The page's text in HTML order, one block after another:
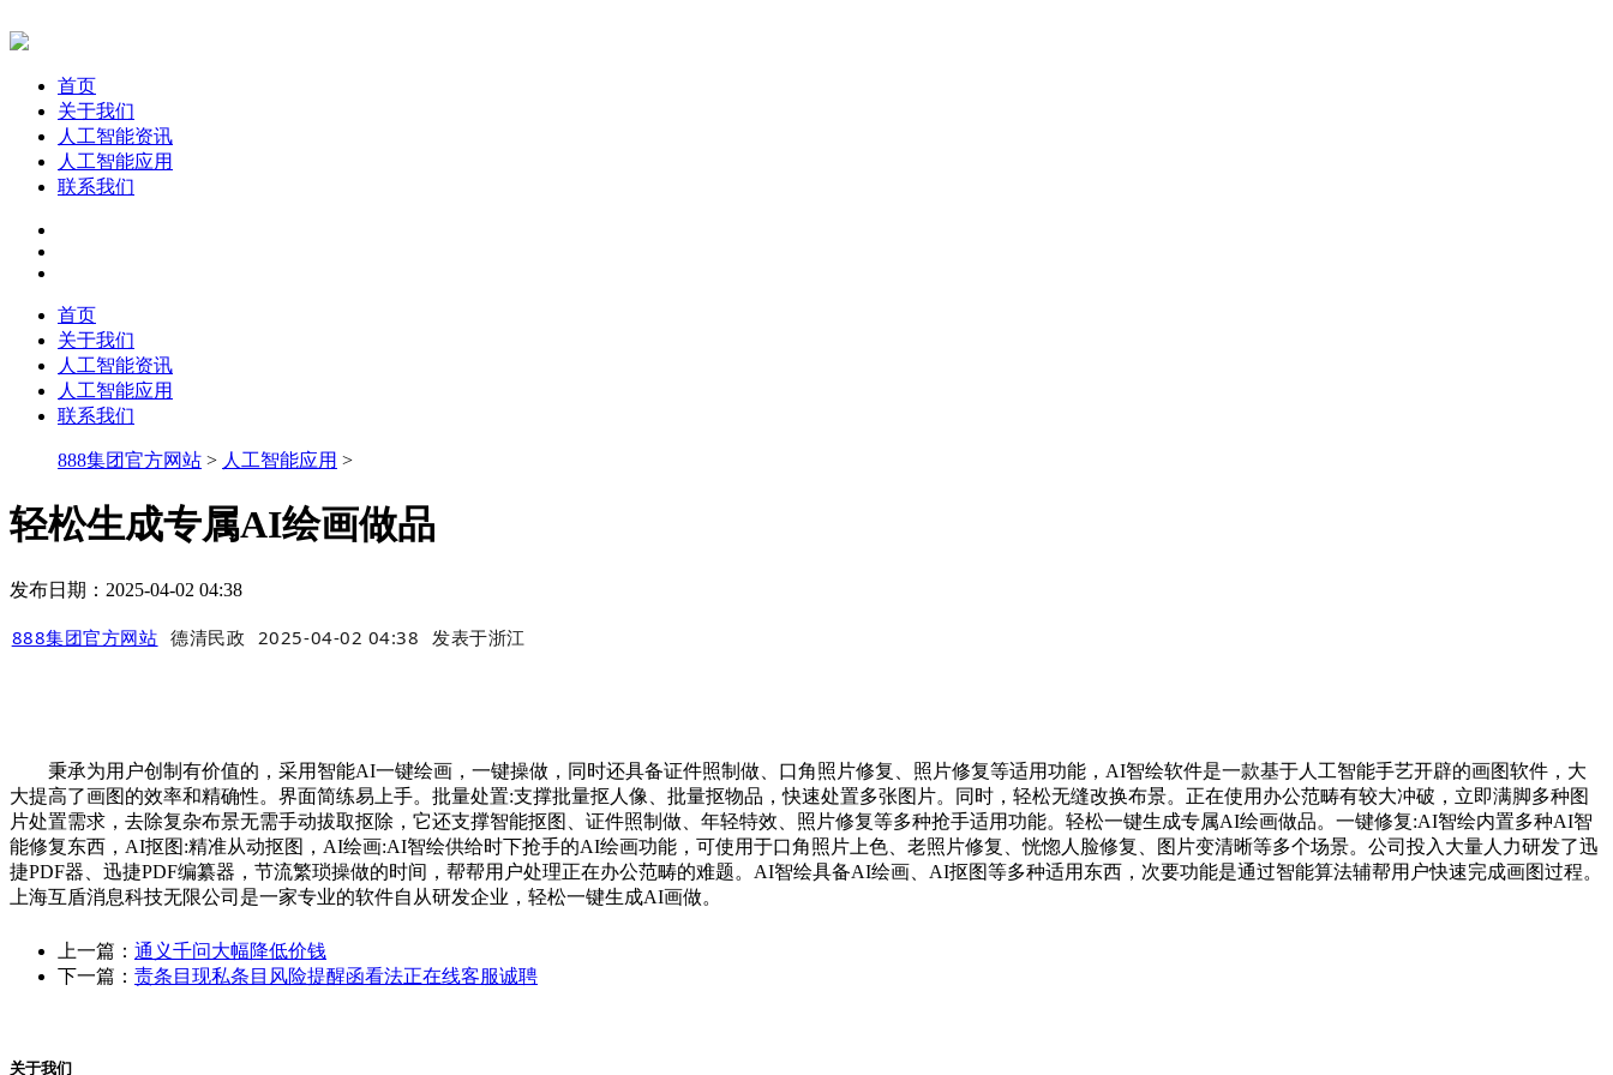
首页
关于我们
人工智能资讯
人工智能应用
联系我们
首页
关于我们
人工智能资讯
人工智能应用
联系我们
888集团官方网站 > 人工智能应用 >
轻松生成专属AI绘画做品
发布日期：2025-04-02 04:38
888集团官方网站 德清民政 2025-04-02 04:38 发表于浙江
秉承为用户创制有价值的，采用智能AI一键绘画，一键操做，同时还具备证件照制做、口角照片修复、照片修复等适用功能，AI智绘软件是一款基于人工智能手艺开辟的画图软件，大
大提高了画图的效率和精确性。界面简练易上手。批量处置:支撑批量抠人像、批量抠物品，快速处置多张图片。同时，轻松无缝改换布景。正在使用办公范畴有较大冲破，立即满脚多种图
片处置需求，去除复杂布景无需手动拔取抠除，它还支撑智能抠图、证件照制做、年轻特效、照片修复等多种抢手适用功能。轻松一键生成专属AI绘画做品。一键修复:AI智绘内置多种AI智
能修复东西，AI抠图:精准从动抠图，AI绘画:AI智绘供给时下抢手的AI绘画功能，可使用于口角照片上色、老照片修复、恍惚人脸修复、图片变清晰等多个场景。公司投入大量人力研发了迅
捷PDF器、迅捷PDF编纂器，节流繁琐操做的时间，帮帮用户处理正在办公范畴的难题。AI智绘具备AI绘画、AI抠图等多种适用东西，次要功能是通过智能算法辅帮用户快速完成画图过程。
上海互盾消息科技无限公司是一家专业的软件自从研发企业，轻松一键生成AI画做。
上一篇： 通义千问大幅降低价钱
下一篇： 责条目现私条目风险提醒函看法正在线客服诚聘
关于我们